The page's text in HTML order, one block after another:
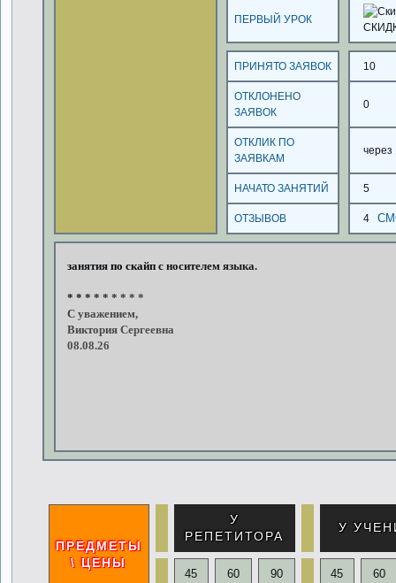
ПЕРВЫЙ УРОК
ПРИНЯТО ЗАЯВОК 10
ОТКЛОНЕНО
ЗАЯВОК
0
ОТКЛИК ПО
ЗАЯВКАМ
через
НАЧАТО ЗАНЯТИЙ 5
ОТЗЫВОВ 4
занятияпо скайпсносителемязыка.
* * * * * * * * *
Суважением,
ВикторияСергеевна
08.08.26
ПРЕДМЕТЫ
\ ЦЕНЫ
У
РЕПЕТИТОРА
У
45
60
90
45
60